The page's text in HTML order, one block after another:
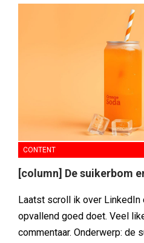
CONTENT
[column] De suikerbom
Laatst scroll ik over
opvallend goed doet. Veel
commentaar. Onderwerp: de